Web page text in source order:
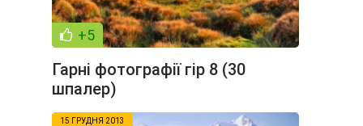
+5
Гарні фотографії гір 8 (30
шпалер)
15 ГРУДНЯ 2013